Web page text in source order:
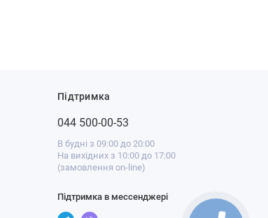
Підтримка
044 500-00-53
В будні з 09:00 до 20:00
На вихідних з 10:00 до 17:00
(замовлення on-line)
Підтримка в мессенджері